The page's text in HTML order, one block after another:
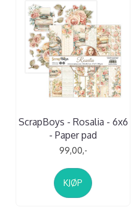
ScrapBoys - Rosalia - 6x6
- Paper pad
99,00,-
KJØP